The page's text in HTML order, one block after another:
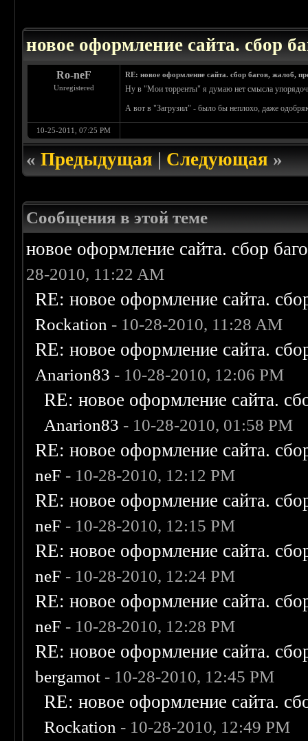
новое оформление сайта. сбор
Ro-neF
Unregistered
RE: новое оформление сайта. сбор багов, жалоб,
Ну в "Мои торренты" я думаю нет смысла
А вот в "Загрузил" - было бы неплoхо, даже
10-25-2011, 07:25 PM
«Предыдущая|Следующая»
Сообщения в этой теме
новое оформление сайта. сбор
28-2010, 11:22 AM
RE: новое оформление сайта.
Rockation - 10-28-2010, 11:28 AM
RE: новое оформление сайта.
Anarion83 - 10-28-2010, 12:06 PM
RE: новое оформление сайта.
Anarion83 - 10-28-2010, 01:58 PM
RE: новое оформление сайта.
neF - 10-28-2010, 12:12 PM
RE: новое оформление сайта.
neF - 10-28-2010, 12:15 PM
RE: новое оформление сайта.
neF - 10-28-2010, 12:24 PM
RE: новое оформление сайта.
neF - 10-28-2010, 12:28 PM
RE: новое оформление сайта.
bergamot - 10-28-2010, 12:45 PM
RE: новое оформление сайта.
Rockation - 10-28-2010, 12:49 PM